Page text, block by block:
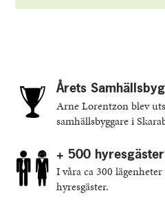
Årets
Arne Lorentzon blev
samhällsbyggare i
+ 500 hyresgäster
I våra ca 300
hyresgäster.